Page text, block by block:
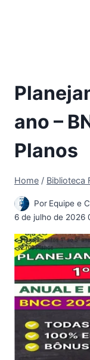
ano –
Planos
Home / Biblioteca
Por Equipe e
6 de julho de 2026